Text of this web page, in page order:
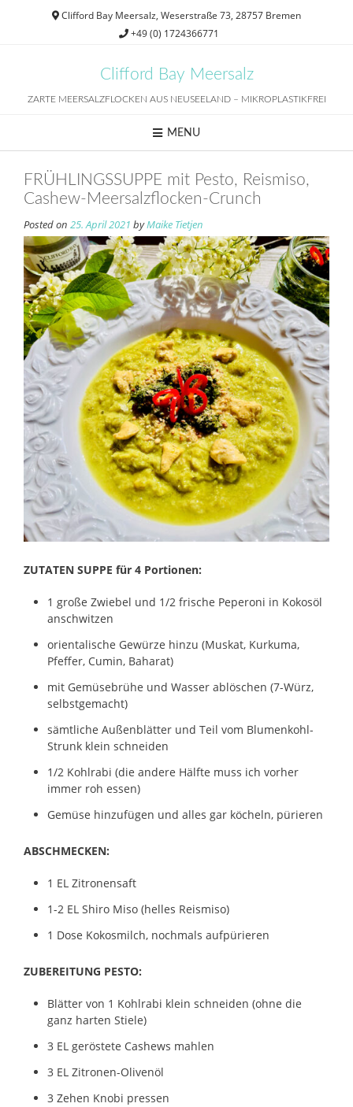
Clifford Bay Meersalz, Weserstraße 73, 28757 Bremen
+49 (0) 1724366771
Clifford Bay Meersalz
ZARTE MEERSALZFLOCKEN AUS NEUSEELAND – MIKROPLASTIKFREI
MENU
FRÜHLINGSSUPPE mit Pesto, Reismiso,
Cashew-Meersalzflocken-Crunch
Posted on 25. April 2021 byMaike Tietjen
ZUTATEN SUPPE für 4 Portionen:
1 große Zwiebel und 1/2 frische Peperoni in Kokosöl
anschwitzen
orientalische Gewürze hinzu (Muskat, Kurkuma,
Pfeffer, Cumin, Baharat)
mit Gemüsebrühe und Wasser ablöschen (7-Würz,
selbstgemacht)
sämtliche Außenblätter und Teil vom Blumenkohl-
Strunk klein schneiden
1/2 Kohlrabi (die andere Hälfte muss ich vorher
immer roh essen)
Gemüse hinzufügen und alles gar köcheln, pürieren
ABSCHMECKEN:
1 EL Zitronensaft
1-2 EL Shiro Miso (helles Reismiso)
1 Dose Kokosmilch, nochmals aufpürieren
ZUBEREITUNG PESTO:
Blätter von 1 Kohlrabi klein schneiden (ohne die
ganz harten Stiele)
3 EL geröstete Cashews mahlen
3 EL Zitronen-Olivenöl
3 Zehen Knobi pressen